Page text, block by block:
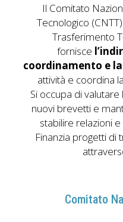
Il Comitato
Tecnologico (CNTT)
Trasferimento
fornisce
coordinamento e
attività e coordina la
Si occupa di
nuovi brevetti e
stabilire relazioni
Finanzia progetti di
Comitato